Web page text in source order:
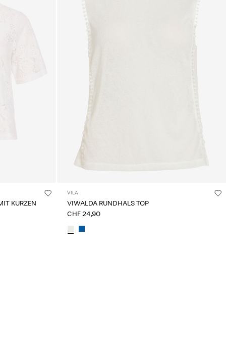
KURZEN
VILA
VIWALDA RUNDHALS TOP
CHF 24,90